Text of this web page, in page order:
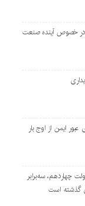
در خصوص آینده صنعت
ایمن از اوج بار
چهاردهم، سه‌برابر
گذشته است